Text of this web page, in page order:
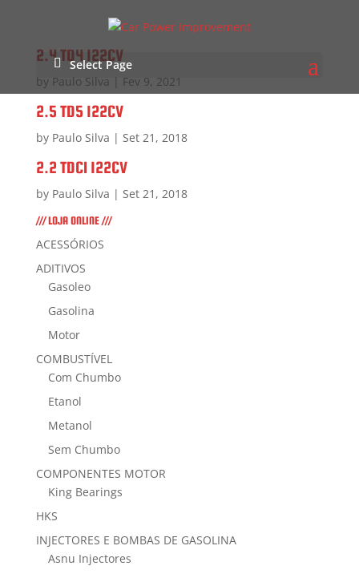
Select Page
2.4 TD4 122CV
by Paulo Silva Fev 9, 2021
2.5 TD5 122CV
by Paulo Silva | Set 21, 2018
2.2 TDCI 122CV
by Paulo Silva | Set 21, 2018
/// LOJA ONLINE ///
ACESSÓRIOS
ADITIVOS
Gasoleo
Gasolina
Motor
COMBUSTÍVEL
Com Chumbo
Etanol
Metanol
Sem Chumbo
COMPONENTES MOTOR
King Bearings
HKS
INJECTORES E BOMBAS DE GASOLINA
Asnu Injectores